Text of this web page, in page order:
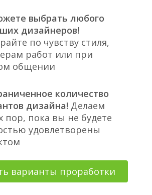
выбрать любого
дизайнеров!
по чувству стиля,
работ или при
общении
количество
дизайна! Делаем
пор, пока вы не будете
удовлетворены
варианты проработки